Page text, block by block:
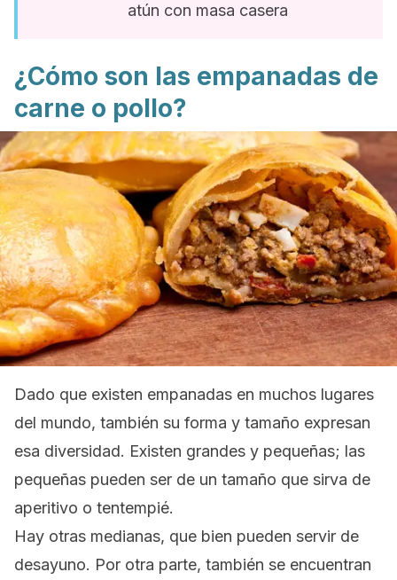
atún con masa casera
¿Cómo son las empanadas de
carne o pollo?
Dado que existen empanadas en muchos lugares
del mundo, también su forma y tamaño expresan
esa diversidad. Existen grandes y pequeñas; las
pequeñas pueden ser de un tamaño que sirva de
aperitivo o tentempié.
Hay otras medianas, que bien pueden servir de
desayuno. Por otra parte, también se encuentran